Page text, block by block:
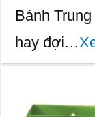
Bánh
hay đợi…